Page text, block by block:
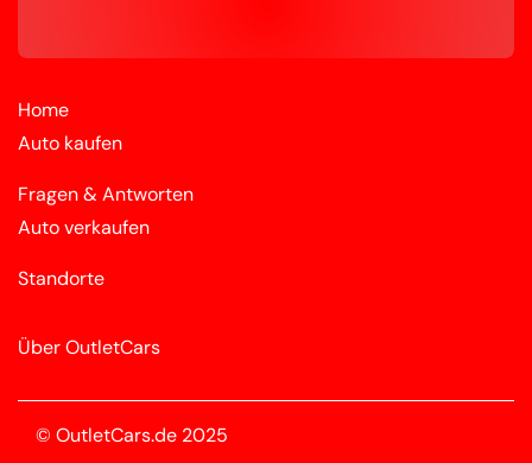
Home
Auto kaufen
Fragen & Antworten
Auto verkaufen
Standorte
Über OutletCars
© OutletCars.de 2025